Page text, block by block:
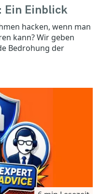
Ein Einblick
hacken, wenn man
kann? Wir geben
Bedrohung der